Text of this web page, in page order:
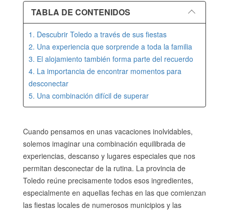
TABLA DE CONTENIDOS
1. Descubrir Toledo a través de sus fiestas
2. Una experiencia que sorprende a toda la familia
3. El alojamiento también forma parte del recuerdo
4. La importancia de encontrar momentos para
desconectar
5. Una combinación difícil de superar
Cuando pensamos en unas vacaciones inolvidables,
solemos imaginar una combinación equilibrada de
experiencias, descanso y lugares especiales que nos
permitan desconectar de la rutina. La provincia de
Toledo reúne precisamente todos esos ingredientes,
especialmente en aquellas fechas en las que comienzan
las fiestas locales de numerosos municipios y las